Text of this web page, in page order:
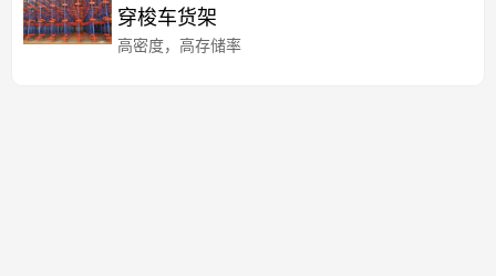
穿梭车货架
高密度，高存储率